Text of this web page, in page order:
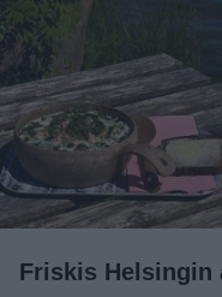
Friskis Helsingin